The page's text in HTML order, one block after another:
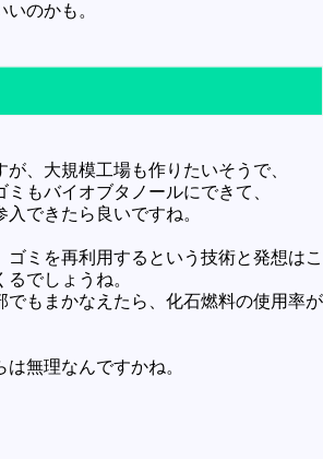
のかも。
が、大規模工場も作りたいそうで、
もバイオブタノールにできて、
できたら良いですね。
ゴミを再利用するという技術と発想はこ
でしょうね。
でもまかなえたら、化石燃料の使用率が
無理なんですかね。